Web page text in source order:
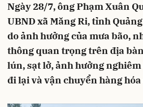
Ngày 28/7, ông Phạm Xuân
UBND xã Măng Ri, tỉnh
do ảnh hưởng của mưa bão,
thông quan trọng trên địa
lún, sạt lở, ảnh hưởng
đi lại và vận chuyển hàng